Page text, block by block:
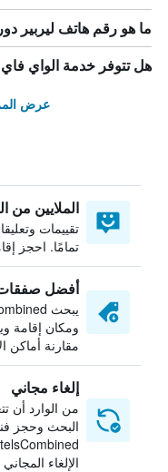
ما هو رقم هاتف ليربير
هل تتوفر خدمة الواي
عرض
الملايين من
تقييمات
تمامًا. احجز
أفضل صفقات
ومكان إقامة
مقارنة أماكن
إلغاء مجاني
من الوارد أن
البحث وحجز
الإلغاء المجاني